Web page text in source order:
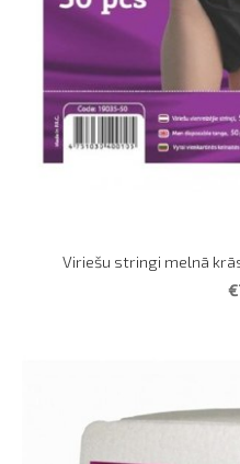
Viriešu stringi melnā